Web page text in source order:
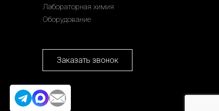
Лабораторная химия
Оборудование
Заказать звонок